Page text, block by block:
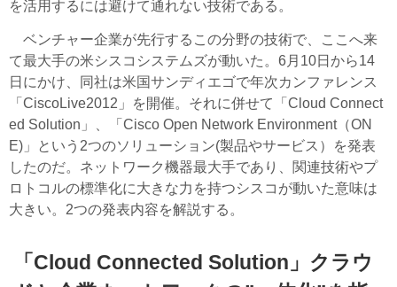
を活用するには避けて通れない技術である。
ベンチャー企業が先行するこの分野の技術で、ここへ来
て最大手の米シスコシステムズが動いた。6月10日から14
日にかけ、同社は米国サンディエゴで年次カンファレンス
「CiscoLive2012」を開催。それに併せて「Cloud Connect
ed Solution」、「Cisco Open Network Environment（ON
E)」という2つのソリューション(製品やサービス）を発表
したのだ。ネットワーク機器最大手であり、関連技術やプ
ロトコルの標準化に大きな力を持つシスコが動いた意味は
大きい。2つの発表内容を解説する。
「Cloud Connected Solution」クラウ